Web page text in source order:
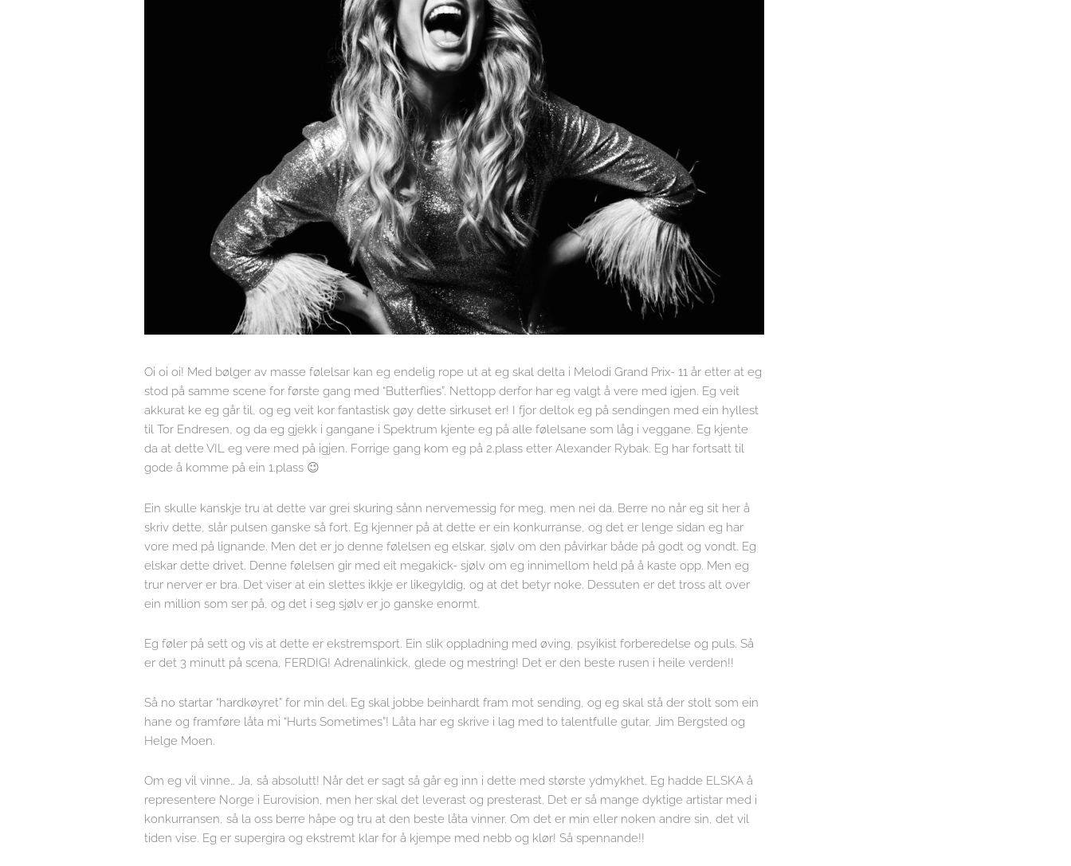
Oi oi oi! Med bølger av masse følelsar kan eg endelig rope ut at eg skal delta i Melodi Grand Prix- 11 år etter at eg
stod på samme scene for første gang med “Butterflies”. Nettopp derfor har eg valgt å vere med igjen. Eg veit
akkurat ke eg går til, og eg veit kor fantastisk gøy dette sirkuset er! I fjor deltok eg på sendingen med ein hyllest
til Tor Endresen, og da eg gjekk i gangane i Spektrum kjente eg på alle følelsane som låg i veggane. Eg kjente
da at dette VIL eg vere med på igjen. Forrige gang kom eg på 2.plass etter Alexander Rybak. Eg har fortsatt til
gode å komme på ein 1.plass 😉
Ein skulle kanskje tru at dette var grei skuring sånn nervemessig for meg, men nei da. Berre no når eg sit her å
skriv dette, slår pulsen ganske så fort. Eg kjenner på at dette er ein konkurranse, og det er lenge sidan eg har
vore med på lignande. Men det er jo denne følelsen eg elskar, sjølv om den påvirkar både på godt og vondt. Eg
elskar dette drivet. Denne følelsen gir med eit megakick- sjølv om eg innimellom held på å kaste opp. Men eg
trur nerver er bra. Det viser at ein slettes ikkje er likegyldig, og at det betyr noke. Dessuten er det tross alt over
ein million som ser på, og det i seg sjølv er jo ganske enormt.
Eg føler på sett og vis at dette er ekstremsport. Ein slik oppladning med øving, psyikist forberedelse og puls. Så
er det 3 minutt på scena, FERDIG! Adrenalinkick, glede og mestring! Det er den beste rusen i heile verden!!
Så no startar “hardkøyret” for min del. Eg skal jobbe beinhardt fram mot sending, og eg skal stå der stolt som ein
hane og framføre låta mi “Hurts Sometimes”! Låta har eg skrive i lag med to talentfulle gutar, Jim Bergsted og
Helge Moen.
Om eg vil vinne… Ja, så absolutt! Når det er sagt så går eg inn i dette med største ydmykhet. Eg hadde ELSKA å
representere Norge i Eurovision, men her skal det leverast og presterast. Det er så mange dyktige artistar med i
konkurransen, så la oss berre håpe og tru at den beste låta vinner. Om det er min eller noken andre sin, det vil
tiden vise. Eg er supergira og ekstremt klar for å kjempe med nebb og klør! Så spennande!!